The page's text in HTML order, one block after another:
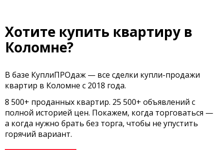
Хотите купить квартиру в
Коломне?
В базе КуплиПРОдаж — все сделки купли-продажи
квартир в Коломне с 2018 года.
8 500+ проданных квартир. 25 500+ объявлений с
полной историей цен. Покажем, когда торговаться —
а когда нужно брать без торга, чтобы не упустить
горячий вариант.